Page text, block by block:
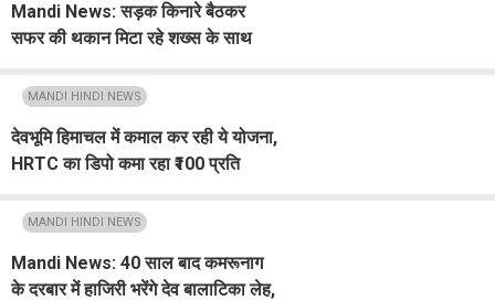
Mandi News: सड़क किनारे बैठकर
सफर की थकान मिटा रहे शख्स के साथ
ये हाल
MANDI HINDI NEWS
देवभूमि हिमाचल में कमाल कर रही ये योजना,
HRTC का डिपो कमा रहा ₹100 प्रति
MANDI HINDI NEWS
Mandi News: 40 साल बाद कमरूनाग
के दरबार में हाजिरी भरेंगे देव बालाटिका लेह,